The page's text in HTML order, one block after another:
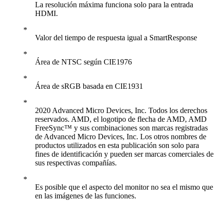
La resolución máxima funciona solo para la entrada
HDMI.
Valor del tiempo de respuesta igual a SmartResponse
Área de NTSC según CIE1976
Área de sRGB basada en CIE1931
2020 Advanced Micro Devices, Inc. Todos los derechos
reservados. AMD, el logotipo de flecha de AMD, AMD
FreeSync™ y sus combinaciones son marcas registradas
de Advanced Micro Devices, Inc. Los otros nombres de
productos utilizados en esta publicación son solo para
fines de identificación y pueden ser marcas comerciales de
sus respectivas compañías.
Es posible que el aspecto del monitor no sea el mismo que
en las imágenes de las funciones.